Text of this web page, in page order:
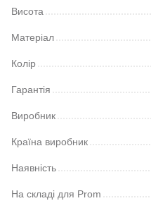
Висота
Матеріал
Колір
Гарантія
Виробник
Країна виробник
Наявність
На складі для Prom